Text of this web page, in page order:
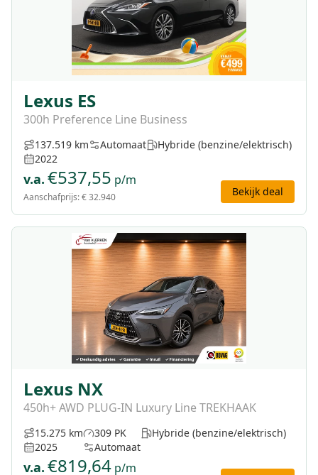
Lexus ES
300h Preference Line Business
137.519 km
2022
Automaat Hybride (benzine/elektrisch)
v.a. €537,55 p/m
Aanschafprijs:€ 32.940 Bekijk deal
Lexus NX
450h+ AWD PLUG-IN Luxury Line TREKHAAK
15.275 km
2025
309 PK
Automaat
Hybride (benzine/elektrisch)
v.a. €819,64 p/m